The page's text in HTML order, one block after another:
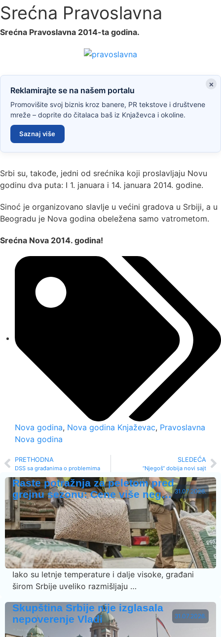
Srećna Pravoslavna
Srećna Pravoslavna 2014-ta godina.
×
Reklamirajte se na našem portalu
Promovišite svoj biznis kroz banere, PR tekstove i društvene
mreže – doprite do čitalaca baš iz Knjaževca i okoline.
Saznaj više
Srbi su, takođe, jedni od srećnika koji proslavljaju Novu
godinu dva puta: I 1. januara i 14. januara 2014. godine.
Sinoć je organizovano slavlje u većini gradova u Srbiji, a u
Beogradu je Nova godina obeležena samo vatrometom.
Srećna Nova 2014. godina!
Nova godina, Nova godina Knjaževac, Pravoslavna
Nova godina
PRETHODNA
DSS sa građanima o problemima
SLEDEĆA
“Njegoš“ dobija novi sajt
31.07.2026.
Raste potražnja za peletom pred
grejnu sezonu: Cene više neg…
Iako su letnje temperature i dalje visoke, građani
širom Srbije uveliko razmišljaju …
31.07.2026.
Skupština Srbije nije izglasala
nepoverenje Vladi